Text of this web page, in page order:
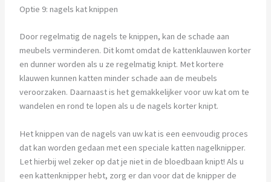
Optie 9: nagels kat knippen
Door regelmatig de nagels te knippen, kan de schade aan
meubels verminderen. Dit komt omdat de kattenklauwen korter
en dunner worden als u ze regelmatig knipt. Met kortere
klauwen kunnen katten minder schade aan de meubels
veroorzaken. Daarnaast is het gemakkelijker voor uw kat om te
wandelen en rond te lopen als u de nagels korter knipt.
Het knippen van de nagels van uw kat is een eenvoudig proces
dat kan worden gedaan met een speciale katten nagelknipper.
Let hierbij wel zeker op dat je niet in de bloedbaan knipt! Als u
een kattenknipper hebt, zorg er dan voor dat de knipper de